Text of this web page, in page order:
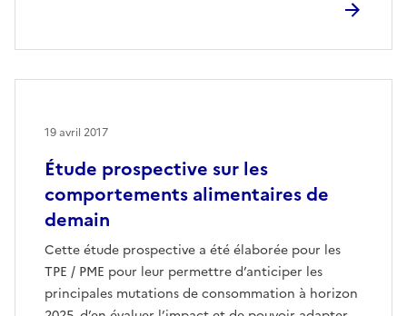
Étude prospective sur les
comportements alimentaires de
demain
Cette étude prospective a été élaborée pour les
TPE / PME pour leur permettre d’anticiper les
principales mutations de consommation à horizon
19 avril 2017